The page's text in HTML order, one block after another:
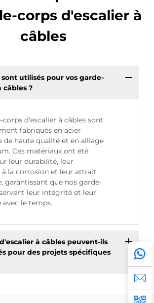
corps d'escalier à
câbles
utilisés pour vos garde-
câbles ?
corps d'escalier à câbles sont
fabriqués en acier
de haute qualité et en alliage
Ces matériaux ont été
leur durabilité, leur
à la corrosion et leur attrait
garantissant que nos garde-
leur intégrité et leur
avec le temps.
à câbles peuvent-ils
pour des projets spécifiques